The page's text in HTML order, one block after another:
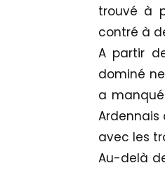
trouvé à
contré à
A partir
dominé
a
Ardennais
avec les
Au-delà